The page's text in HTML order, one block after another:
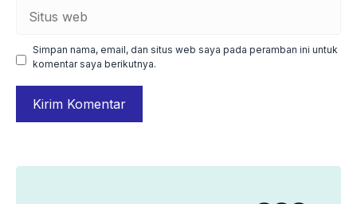
Simpan nama, email, dan situs web saya pada peramban ini untuk
komentar saya berikutnya.